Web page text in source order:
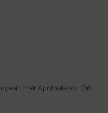
Ihrer Apotheke vor Ort.